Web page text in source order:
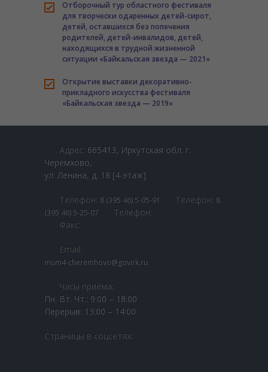
Отборочный тур областного фестиваля
для творчески одаренных детей-сирот,
детей, оставшихся без попечения
родителей, детей-инвалидов, детей,
находящихся в трудной жизненной
ситуации «Байкальская звезда — 2021»
Открытие выставки декоративно-
прикладного искусства фестиваля
«Байкальская звезда — 2019»
Адрес: 665413, Иркутская обл. г.
Черемхово,
ул. Ленина, д. 18 [4-этаж]
Телефон: 8 (395 46) 5-05-91 Телефон: 8
(395 46) 5-25-07
Телефон:
Факс:
Email:
mum4-cheremhovo@govirk.ru
Часы приёма:
Пн. Вт. Чт.: 9:00 – 18:00
Перерыв: 13:00 – 14:00
Страницы в соцсетях: